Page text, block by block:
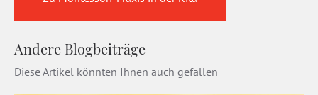
Andere Blogbeiträge
Diese Artikel könnten Ihnen auch gefallen